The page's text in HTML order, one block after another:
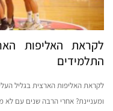
לקראת האליפות
התלמידים
לקראת האליפות הארצית בגליל
ומעניינת? אחרי הרבה שנים עם לא